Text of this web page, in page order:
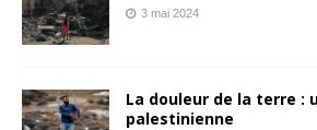
3 mai 2024
La douleur de la terre :
palestinienne